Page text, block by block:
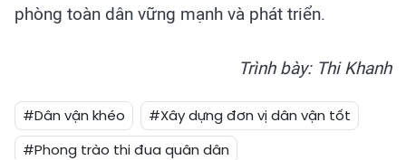
phòng toàn dân vững mạnh và phát triển.
Trình bày: Thi Khanh
#Dân vận khéo
#Xây dựng đơn vị dân vận tốt
#Phong trào thi đua quân dân